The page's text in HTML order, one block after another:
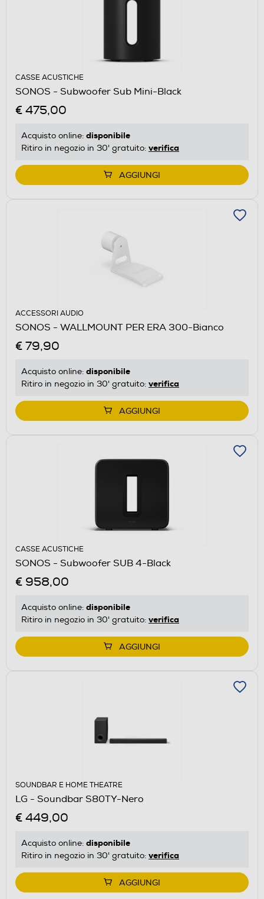
CASSE ACUSTICHE
SONOS - Subwoofer Sub Mini-Black
€ 475,00
Acquisto online: disponibile
Ritiro in negozio in 30' gratuito: verifica
AGGIUNGI
ACCESSORI AUDIO
SONOS - WALLMOUNT PER ERA 300-Bianco
€ 79,90
Acquisto online: disponibile
Ritiro in negozio in 30' gratuito: verifica
AGGIUNGI
CASSE ACUSTICHE
SONOS - Subwoofer SUB 4-Black
€ 958,00
Acquisto online: disponibile
Ritiro in negozio in 30' gratuito: verifica
AGGIUNGI
SOUNDBAR E HOME THEATRE
LG - Soundbar S80TY-Nero
€ 449,00
Acquisto online: disponibile
Ritiro in negozio in 30' gratuito: verifica
AGGIUNGI